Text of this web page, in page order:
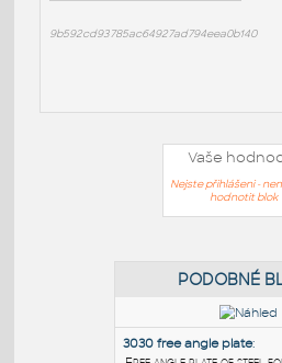
9b592cd93785ac64927ad794eea0b140
Vaše
Nejste přihlášeni -
hodnotit blok